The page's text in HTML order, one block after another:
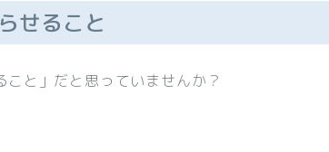
せること
と」だと思っていませんか？